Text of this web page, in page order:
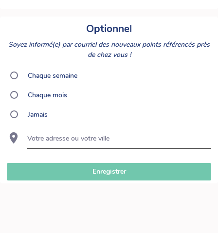
Optionnel
Soyez informé(e) par courriel des nouveaux points référencés près
de chez vous !
Chaque semaine
Chaque mois
Jamais
Votre adresse ou votre ville